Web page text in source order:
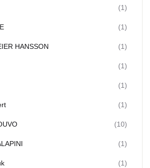
(1)
(1)
HANSSON (1)
(1)
(1)
(1)
(10)
(1)
(1)